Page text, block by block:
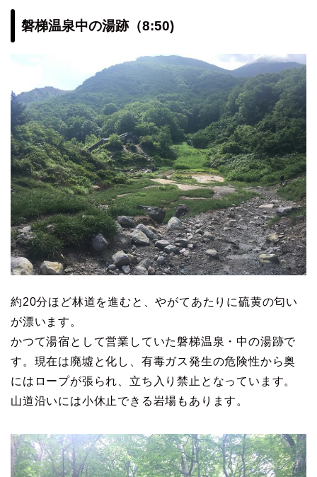
磐梯温泉中の湯跡（8:50)
約20分ほど林道を進むと、やがてあたりに硫黄の匂い
が漂います。
かつて湯宿として営業していた磐梯温泉・中の湯跡で
す。現在は廃墟と化し、有毒ガス発生の危険性から奥
にはロープが張られ、立ち入り禁止となっています。
山道沿いには小休止できる岩場もあります。